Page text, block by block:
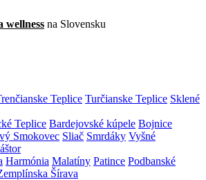
wellness na Slovensku
Teplice Turčianske Teplice Sklené
Teplice Bardejovské kúpele Bojnice
Smokovec Sliač Smrdáky Vyšné
Harmónia Malatíny Patince Podbanské
Šírava